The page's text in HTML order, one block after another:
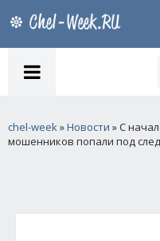
chel-week»Новости » С
мошенников попали под